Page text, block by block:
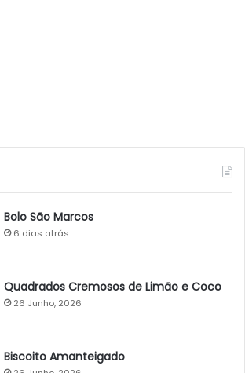
Bolo São Marcos
6 dias atrás
Quadrados Cremosos de Limão e Coco
26 Junho, 2026
Biscoito Amanteigado